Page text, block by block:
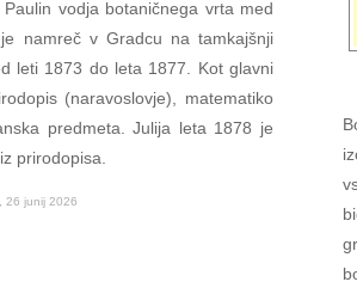
vodja botaničnega vrta med
namreč v Gradcu na tamkajšnji
leti 1873 do leta 1877. Kot glavni
(naravoslovje), matematiko
predmeta. Julija leta 1878 je
prirodopisa.
26 junij 2026